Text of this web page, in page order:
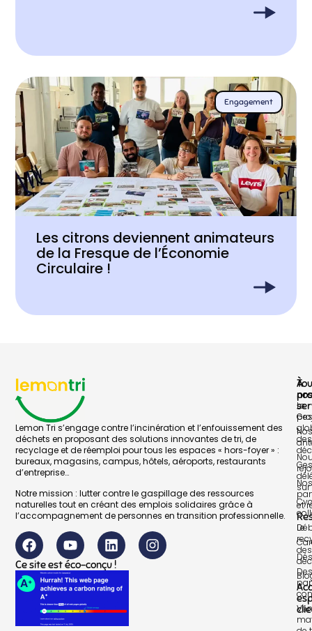
Engagement
Les citrons deviennent animateurs
de la Fresque de l’Économie
Circulaire !
Lemon Tri s’engage contre l’incinération et l’enfouissement des
déchets en proposant des solutions innovantes de tri, de
recyclage et de réemploi pour tous les espaces « hors-foyer » :
bureaux, magasins, campus, hôtels, aéroports, restaurants
d’entreprise…
Notre mission : lutter contre le gaspillage des ressources
naturelles tout en créant des emplois solidaires grâce à
l’accompagnement de personnes en transition professionnelle.
Ce site est éco-conçu !
À
Le
Nos
Nos
et
Le
des
nos
des
sur